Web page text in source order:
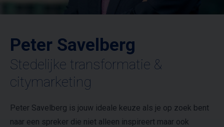
Peter Savelberg
Stedelijke transformatie &
citymarketing
Peter Savelberg is jouw ideale keuze als je op zoek bent
naar een spreker die niet alleen inspireert maar ook